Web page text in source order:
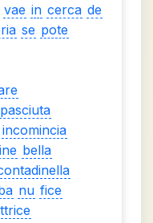
vae in cerca de
se pote
pasciuta
incomincia
bella
nu fice